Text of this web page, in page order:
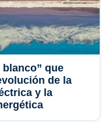
que
de la
y la